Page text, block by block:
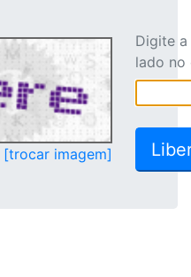
[trocar imagem]
Digite
lado no